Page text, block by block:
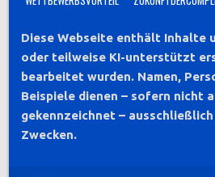
Diese Webseite enthält Inhalte
oder teilweise KI-unterstützt
bearbeitet wurden. Namen,
Beispiele dienen – sofern nicht
gekennzeichnet –
Zwecken.